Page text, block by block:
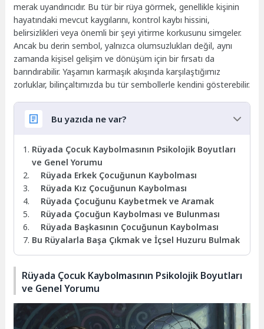
merak uyandırıcıdır. Bu tür bir rüya görmek, genellikle kişinin
hayatındaki mevcut kaygılarını, kontrol kaybı hissini,
belirsizlikleri veya önemli bir şeyi yitirme korkusunu simgeler.
Ancak bu derin sembol, yalnızca olumsuzlukları değil, aynı
zamanda kişisel gelişim ve dönüşüm için bir fırsatı da
barındırabilir. Yaşamın karmaşık akışında karşılaştığımız
zorluklar, bilinçaltımızda bu tür sembollerle kendini gösterebilir.
Bu yazıda ne var?
Rüyada Çocuk Kaybolmasının Psikolojik Boyutları
ve Genel Yorumu
Rüyada Erkek Çocuğunun Kaybolması
Rüyada Kız Çocuğunun Kaybolması
Rüyada Çocuğunu Kaybetmek ve Aramak
Rüyada Çocuğun Kaybolması ve Bulunması
Rüyada Başkasının Çocuğunun Kaybolması
Bu Rüyalarla Başa Çıkmak ve İçsel Huzuru Bulmak
Rüyada Çocuk Kaybolmasının Psikolojik Boyutları
ve Genel Yorumu